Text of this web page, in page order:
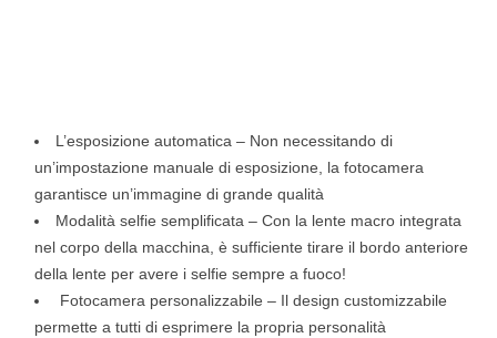
L’esposizione automatica – Non necessitando di
un’impostazione manuale di esposizione, la fotocamera
garantisce un’immagine di grande qualità
Modalità selfie semplificata – Con la lente macro integrata
nel corpo della macchina, è sufficiente tirare il bordo anteriore
della lente per avere i selfie sempre a fuoco!
Fotocamera personalizzabile – Il design customizzabile
permette a tutti di esprimere la propria personalità